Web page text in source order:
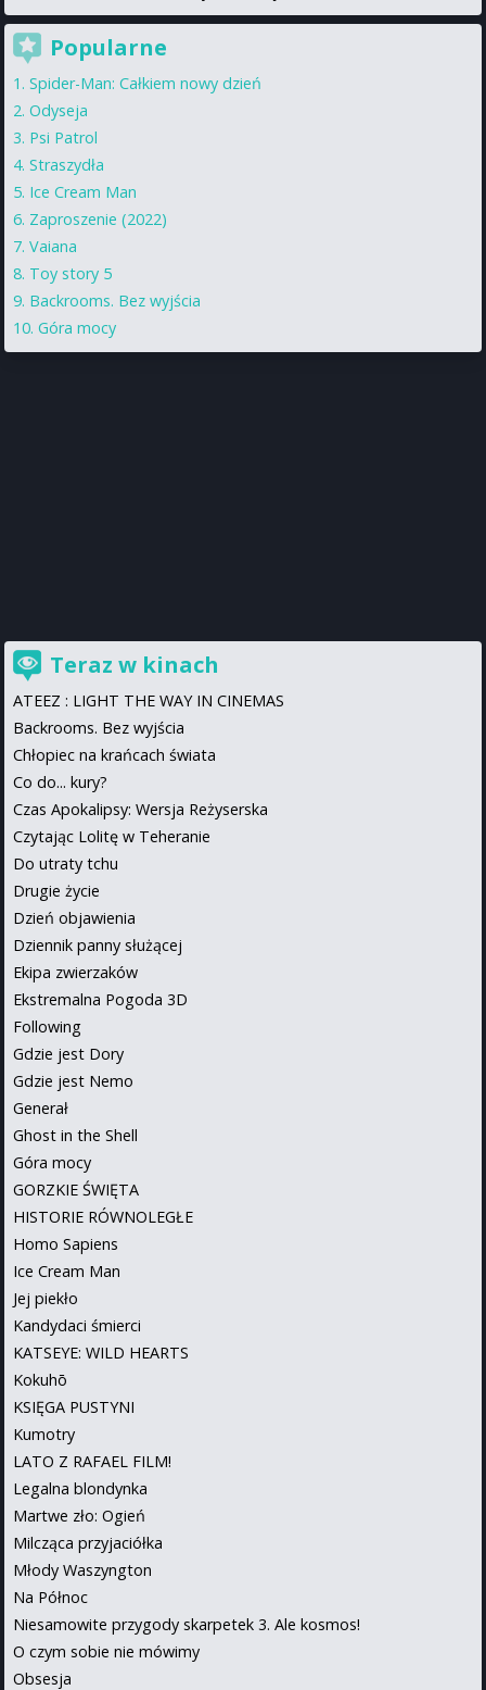
Popularne
Spider-Man: Całkiem nowy dzień
Odyseja
Psi Patrol
Straszydła
Ice Cream Man
Zaproszenie (2022)
Vaiana
Toy story 5
Backrooms. Bez wyjścia
Góra mocy
Teraz w kinach
ATEEZ : LIGHT THE WAY IN CINEMAS
Backrooms. Bez wyjścia
Chłopiec na krańcach świata
Co do... kury?
Czas Apokalipsy: Wersja Reżyserska
Czytając Lolitę w Teheranie
Do utraty tchu
Drugie życie
Dzień objawienia
Dziennik panny służącej
Ekipa zwierzaków
Ekstremalna Pogoda 3D
Following
Gdzie jest Dory
Gdzie jest Nemo
Generał
Ghost in the Shell
Góra mocy
GORZKIE ŚWIĘTA
HISTORIE RÓWNOLEGŁE
Homo Sapiens
Ice Cream Man
Jej piekło
Kandydaci śmierci
KATSEYE: WILD HEARTS
Kokuhō
KSIĘGA PUSTYNI
Kumotry
LATO Z RAFAEL FILM!
Legalna blondynka
Martwe zło: Ogień
Milcząca przyjaciółka
Młody Waszyngton
Na Północ
Niesamowite przygody skarpetek 3. Ale kosmos!
O czym sobie nie mówimy
Obsesja